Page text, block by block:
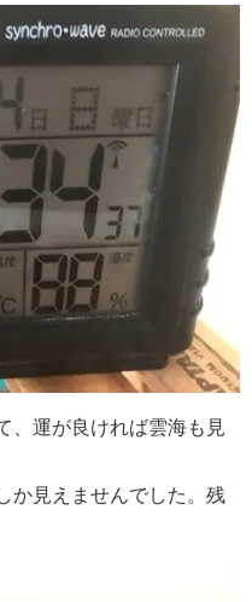
、運が良ければ雲海も見
か見えませんでした。残